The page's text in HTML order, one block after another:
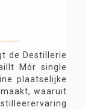
de Destillerie
Mór single
plaatselijke
waaruit